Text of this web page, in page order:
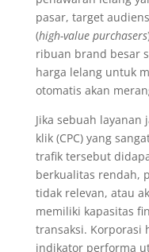
pasar, target
(high-value purchasers
ribuan brand besar
harga lelang untuk
otomatis akan
Jika sebuah layanan
klik (CPC) yang
trafik tersebut
berkualitas rendah,
tidak relevan, atau
memiliki kapasitas
transaksi. Korporasi
indikator performa